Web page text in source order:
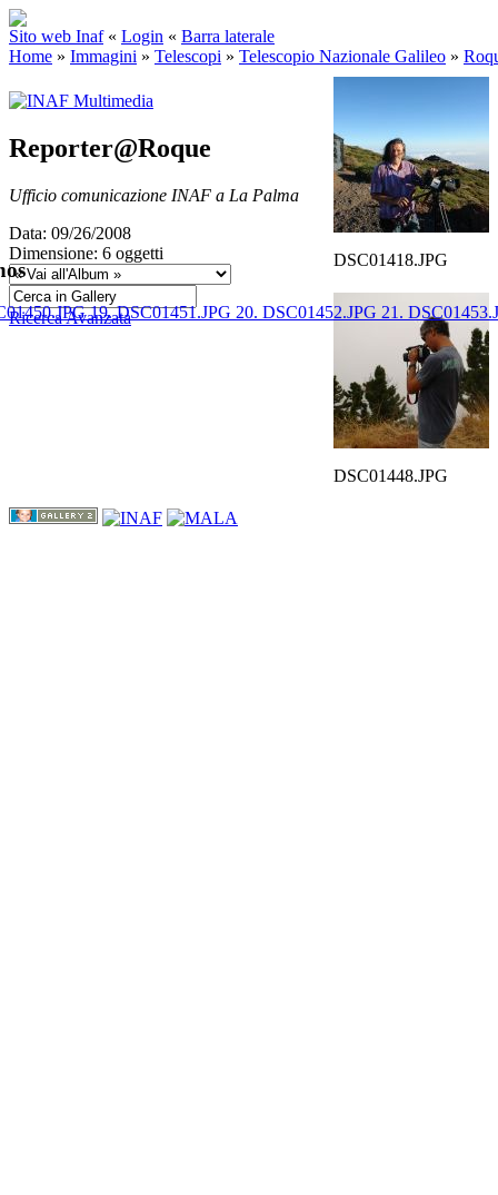
Sito web Inaf « Login « Barra laterale
Home » Immagini » Telescopi » Telescopio Nazionale Galileo »
Reporter@Roque
Ufficio comunicazione INAF a La Palma
Data: 09/26/2008
Dimensione: 6 oggetti
Ricerca Avanzata
DSC01418.JPG
DSC01448.JPG
19. DSC01451.JPG 20. DSC01452.JPG 21.